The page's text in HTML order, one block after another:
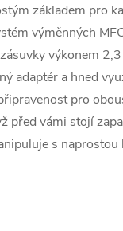
základem pro
výměnných
výkonem
adaptér a hned
pro
před vámi stojí
s naprostou